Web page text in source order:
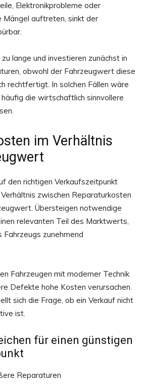
Elektronikprobleme oder
Mängel auftreten, sinkt der
lange und investieren zunächst in
obwohl der Fahrzeugwert diese
rechtfertigt. In solchen Fällen wäre
die wirtschaftlich sinnvollere
im Verhältnis
den richtigen Verkaufszeitpunkt
zwischen Reparaturkosten
Übersteigen notwendige
relevanten Teil des Marktwerts,
zunehmend
Fahrzeugen mit moderner Technik
Defekte hohe Kosten verursachen.
sich die Frage, ob ein Verkauf nicht
ist.
für einen günstigen
Reparaturen